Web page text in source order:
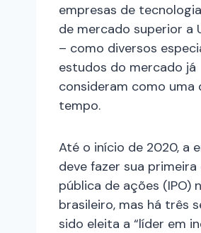
empresas de
de mercado superior a
– como diversos
estudos do mercado já
consideram como uma
tempo.
Até o início de 2020, a
deve fazer sua
pública de ações (IPO)
brasileiro, mas há três
sido eleita a “líder em